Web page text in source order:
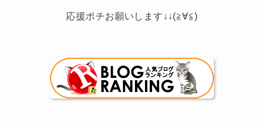
応援ポチお願いします↓↓(≧∀≦)